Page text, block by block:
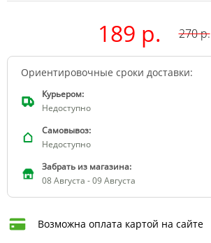
189 р. 270р.
Ориентировочные сроки доставки:
Курьером:
Недоступно
Самовывоз:
Недоступно
Забрать из магазина:
08 Августа - 09 Августа
Возможна оплата картой на сайте